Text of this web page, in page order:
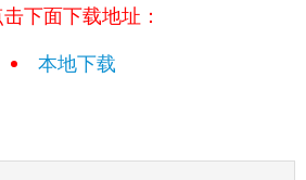
下面下载地址：
本地下载